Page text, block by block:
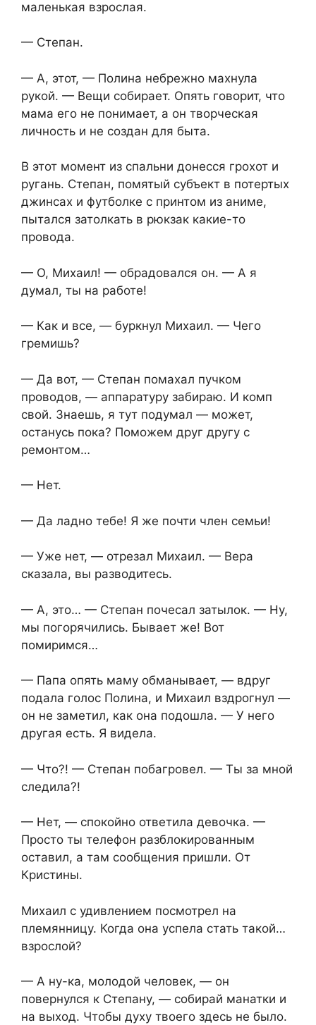
маленькая взрослая.
— Степан.
— А, этот, — Полина небрежно махнула
рукой. — Вещи собирает. Опять говорит, что
мама его не понимает, а он творческая
личность и не создан для быта.
В этот момент из спальни донесся грохот и
ругань. Степан, помятый субъект в потертых
джинсах и футболке с принтом из аниме,
пытался затолкать в рюкзак какие-то
провода.
— О, Михаил! — обрадовался он. — А я
думал, ты на работе!
— Как и все, — буркнул Михаил. — Чего
гремишь?
— Да вот, — Степан помахал пучком
проводов, — аппаратуру забираю. И комп
свой. Знаешь, я тут подумал — может,
останусь пока? Поможем друг другу с
ремонтом…
— Нет.
— Да ладно тебе! Я же почти член семьи!
— Уже нет, — отрезал Михаил. — Вера
сказала, вы разводитесь.
— А, это… — Степан почесал затылок. — Ну,
мы погорячились. Бывает же! Вот
помиримся…
— Папа опять маму обманывает, — вдруг
подала голос Полина, и Михаил вздрогнул —
он не заметил, как она подошла. — У него
другая есть. Я видела.
— Что?! — Степан побагровел. — Ты за мной
следила?!
— Нет, — спокойно ответила девочка. —
Просто ты телефон разблокированным
оставил, а там сообщения пришли. От
Кристины.
Михаил с удивлением посмотрел на
племянницу. Когда она успела стать такой…
взрослой?
— А ну-ка, молодой человек, — он
повернулся к Степану, — собирай манатки и
на выход. Чтобы духу твоего здесь не было.